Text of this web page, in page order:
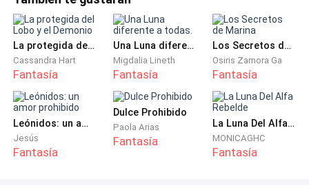
presente.
—No diré que no estoy decepcionado por la mayoría
de los resultados —adujo el egocéntrico Dr. Arthur
Krass, quien impartía la clase de cosmología
avanzada en la prestigiosa Universidad de Ingolstadt.
Krass era un hombre de unos cuarenta y tantos años,
calvo, barbado y regordete. Vestía de traje. Mientras
repartía los ensayos que había asignado a su extensa
La protegida del Lobo y el Demonio
Cassandra Hart
Fantasía
Una Luna diferente a todas.
Migdalia Lineth
Fantasía
Los Secretos de Marina
Osiris Zamora Ga
Fantasía
Leónidos: un amor prohibido
Jesús
Fantasía
Dulce Prohibido
Paola Arias
Fantasía
La Luna Del Alfa Rebelde
MONICAGHC
Fantasía